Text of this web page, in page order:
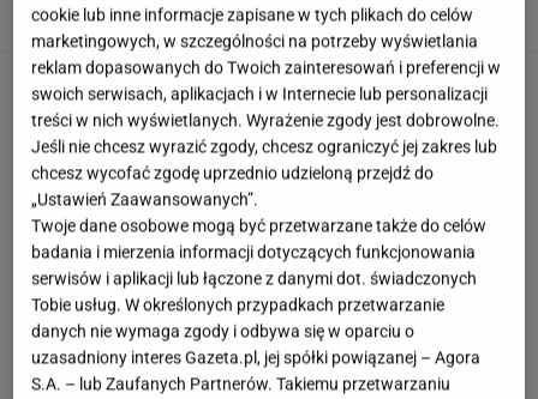
cookie lub inne informacje zapisane w tych plikach do celów
marketingowych, w szczególności na potrzeby wyświetlania
reklam dopasowanych do Twoich zainteresowań i preferencji w
swoich serwisach, aplikacjach i w Internecie lub personalizacji
treści w nich wyświetlanych. Wyrażenie zgody jest dobrowolne.
Jeśli nie chcesz wyrazić zgody, chcesz ograniczyć jej zakres lub
chcesz wycofać zgodę uprzednio udzieloną przejdź do
„Ustawień Zaawansowanych”.
Twoje dane osobowe mogą być przetwarzane także do celów
badania i mierzenia informacji dotyczących funkcjonowania
serwisów i aplikacji lub łączone z danymi dot. świadczonych
Tobie usług. W określonych przypadkach przetwarzanie
danych nie wymaga zgody i odbywa się w oparciu o
uzasadniony interes Gazeta.pl, jej spółki powiązanej – Agora
S.A. – lub Zaufanych Partnerów. Takiemu przetwarzaniu